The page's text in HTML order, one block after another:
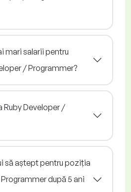
mari salarii pentru
/ Programmer?
Ruby Developer /
să aștept pentru poziția
după 5 ani